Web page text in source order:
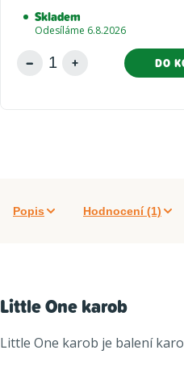
Skladem
Odesíláme 6.8.2026
DO
Popis Hodnocení (1)
Little One karob
Little One karob je balení